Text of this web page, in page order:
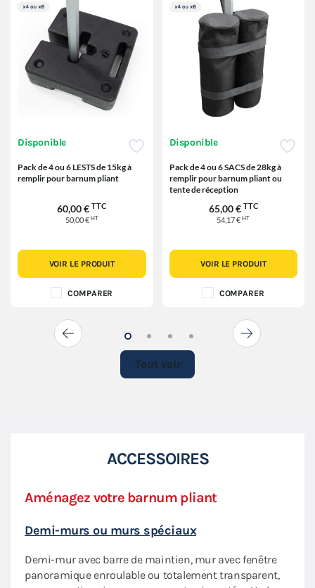
Disponible
Pack de 4 ou 6 LESTS de 15kg à
remplir pour barnum pliant
60,00 € TTC
50,00 € HT
VOIR LE PRODUIT
COMPARER
Disponible
Pack de 4 ou 6 SACS de 28kg à
remplir pour barnum pliant ou
tente de réception
65,00 € TTC
54,17 €HT
VOIR LE PRODUIT
COMPARER
Tout voir
ACCESSOIRES
Aménagez votre barnum pliant
Demi-murs ou murs spéciaux
Demi-mur avec barre de maintien, mur avec fenêtre
panoramique enroulable ou totalement transparent,